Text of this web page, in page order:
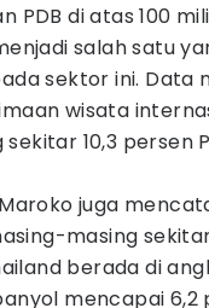
PDB di atas 100
salah satu
sektor ini. Data
wisata
10,3 persen
juga
masing
berada di
mencapai 6,2